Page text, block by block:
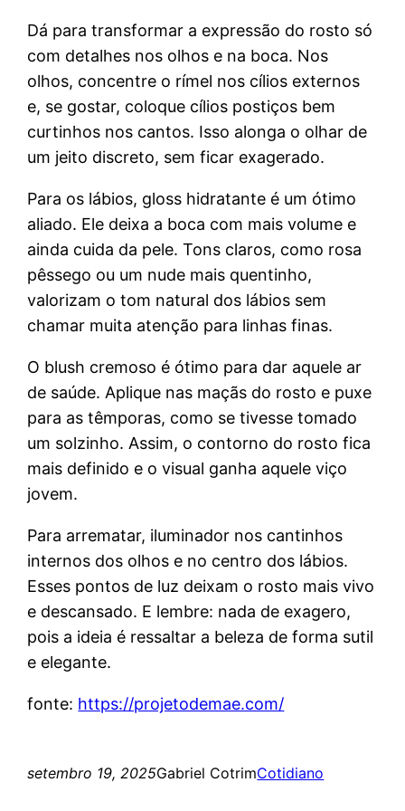
Dá para transformar a expressão do rosto só
com detalhes nos olhos e na boca. Nos
olhos, concentre o rímel nos cílios externos
e, se gostar, coloque cílios postiços bem
curtinhos nos cantos. Isso alonga o olhar de
um jeito discreto, sem ficar exagerado.
Para os lábios, gloss hidratante é um ótimo
aliado. Ele deixa a boca com mais volume e
ainda cuida da pele. Tons claros, como rosa
pêssego ou um nude mais quentinho,
valorizam o tom natural dos lábios sem
chamar muita atenção para linhas finas.
O blush cremoso é ótimo para dar aquele ar
de saúde. Aplique nas maçãs do rosto e puxe
para as têmporas, como se tivesse tomado
um solzinho. Assim, o contorno do rosto fica
mais definido e o visual ganha aquele viço
jovem.
Para arrematar, iluminador nos cantinhos
internos dos olhos e no centro dos lábios.
Esses pontos de luz deixam o rosto mais vivo
e descansado. E lembre: nada de exagero,
pois a ideia é ressaltar a beleza de forma sutil
e elegante.
fonte: https://projetodemae.com/
setembro 19, 2025Gabriel CotrimCotidiano